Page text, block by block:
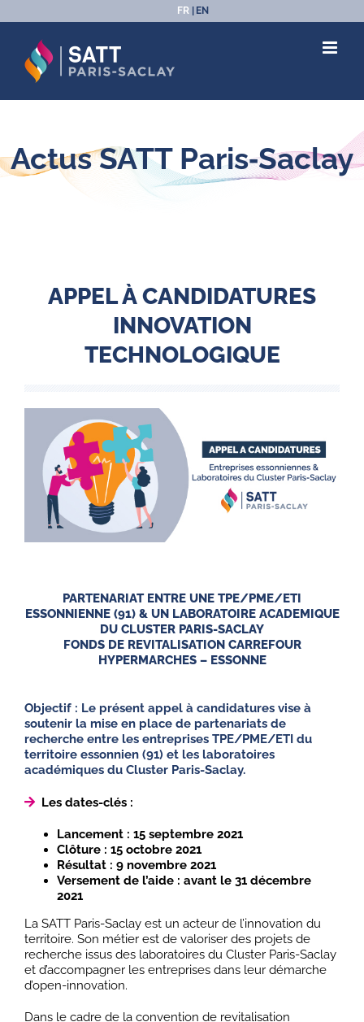
au
contenu
FR EN
Actus SATT Paris‑Saclay
APPEL À CANDIDATURES
INNOVATION
TECHNOLOGIQUE
PARTENARIAT ENTRE UNE TPE/PME/ETI
ESSONNIENNE (91) & UN LABORATOIRE ACADEMIQUE
DU CLUSTER PARIS-SACLAY
FONDS DE REVITALISATION CARREFOUR
HYPERMARCHES – ESSONNE
Objectif : Le présent appel à candidatures vise à
soutenir la mise en place de partenariats de
recherche entre les entreprises TPE/PME/ETI du
territoire essonnien (91) et les laboratoires
académiques du Cluster Paris-Saclay.
Les dates-clés :
Lancement : 15 septembre 2021
Clôture : 15 octobre 2021
Résultat : 9 novembre 2021
Versement de l’aide : avant le 31 décembre
2021
La SATT Paris-Saclay est un acteur de l’innovation du
territoire. Son métier est de valoriser des projets de
recherche issus des laboratoires du Cluster Paris-Saclay
et d’accompagner les entreprises dans leur démarche
d’open-innovation.
Dans le cadre de la convention de revitalisation